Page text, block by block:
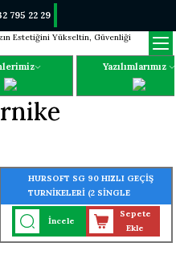
795 22 29
Yazılımlarımız
HURSOFT SG 90 HIZLI GEÇİŞ
TURNİKELERİ (2 SİNGLE
TURNİKE BİR KORİDOR)
İncele
Sepete
Ekle